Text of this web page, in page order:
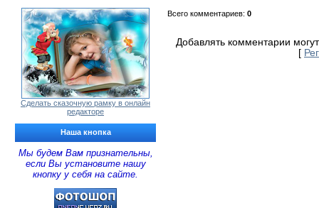
Сделать сказочную рамку в онлайн
редакторе
Наша кнопка
Мы будем Вам признательны,
если Вы установите нашу
кнопку у себя на сайте.
Всего комментариев: 0
Добавлять комментарии
[